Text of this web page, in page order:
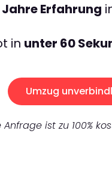
Jahre Erfahrung
in unter 60
Umzug
Anfrage ist zu 100%